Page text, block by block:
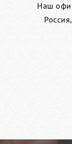
Наш